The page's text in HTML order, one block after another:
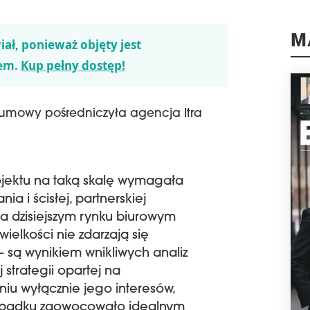
ponieważ objęty jest
Kup pełny dostęp!
pośredniczyła agencja Itra
na taką skalę wymagała
i ścisłej, partnerskiej
dzisiejszym rynku biurowym
nie zdarzają się
są wynikiem wnikliwych analiz
strategii opartej na
wyłącznie jego interesów,